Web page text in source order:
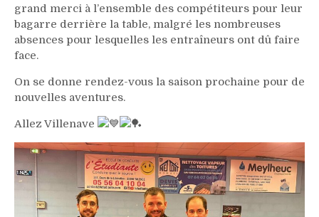
grand merci à l’ensemble des compétiteurs pour leur
bagarre derrière la table, malgré les nombreuses
absences pour lesquelles les entraîneurs ont dû faire
face.
On se donne rendez-vous la saison prochaine pour de
nouvelles aventures.
Allez Villenave